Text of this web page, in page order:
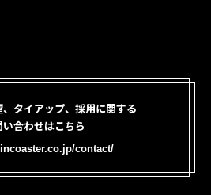
、タイアップ、採用に関する
い合わせはこちら
contact/